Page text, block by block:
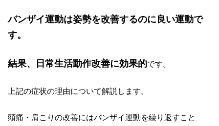
バンザイ運動は姿勢を改善するのに良い運動で
す。
結果、日常生活動作改善に効果的です。
上記の症状の理由について解説します。
頭痛・肩こりの改善にはバンザイ運動を繰り返すこと